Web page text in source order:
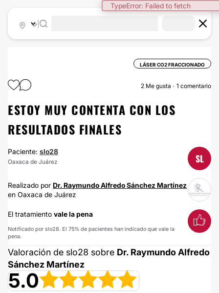
TypeError: Failed to fetch
LÁSER CO2 FRACCIONADO
2 Me gusta 1 comentario
ESTOY MUY CONTENTA CON LOS
RESULTADOS FINALES
Paciente: slo28
Oaxaca de Juárez SL
Realizado por Dr. Raymundo Alfredo Sánchez Martínez
en Oaxaca de Juárez
El tratamiento vale la pena
Notificado por slo28. El 75% de pacientes han indicado que vale la
pena.
Valoración de slo28 sobre Dr. Raymundo Alfredo
Sánchez Martínez
5.0